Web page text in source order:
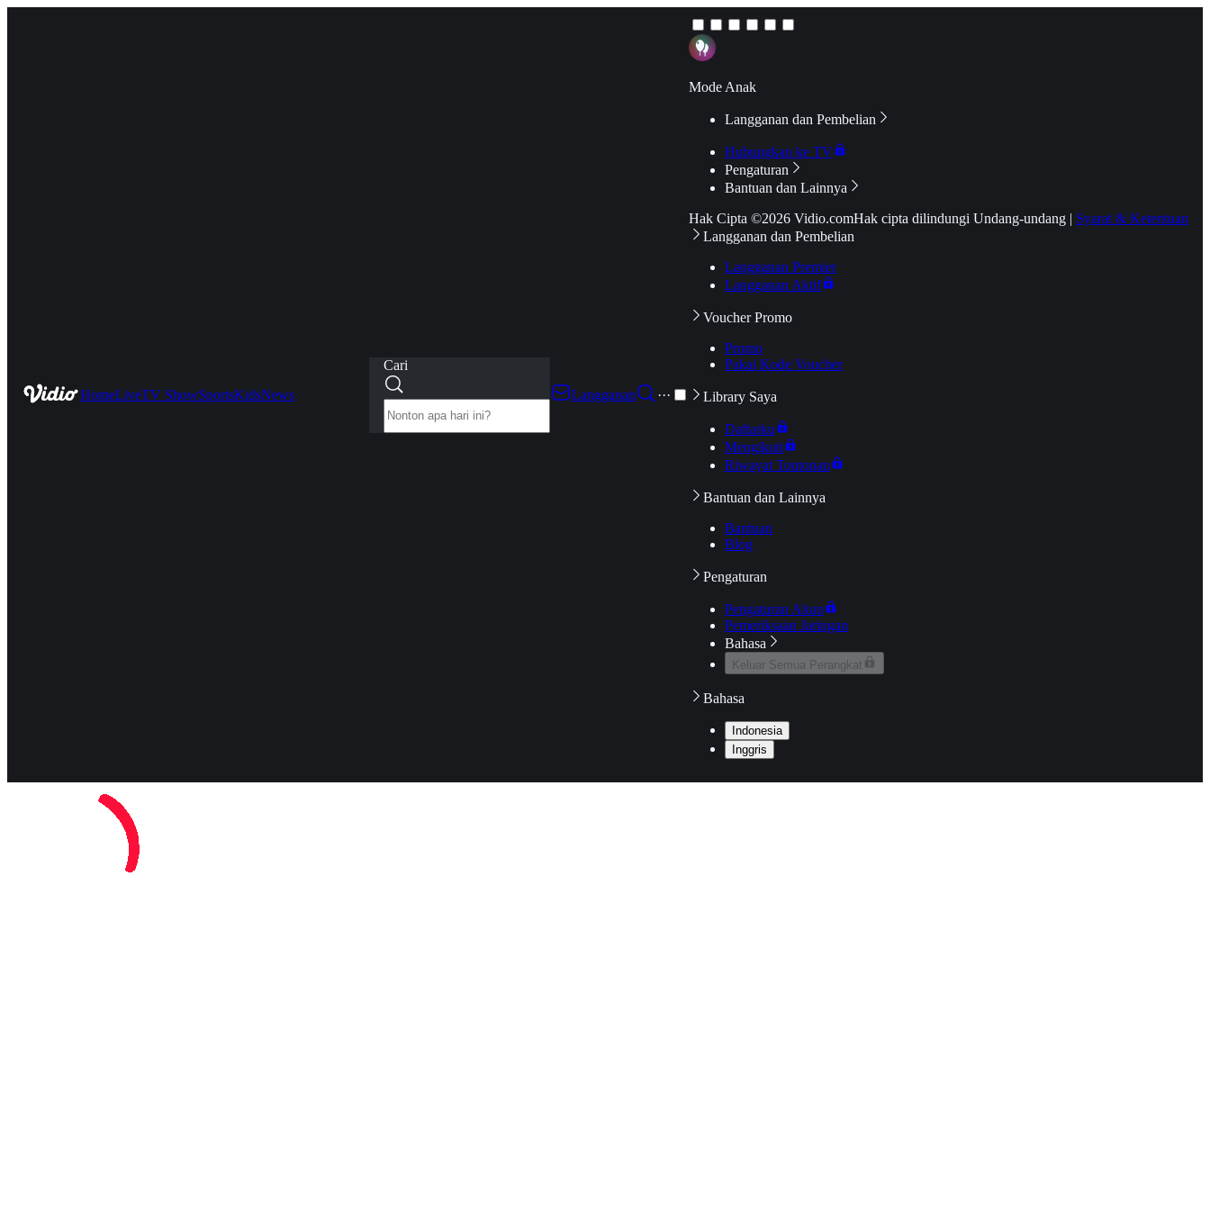
HomeLiveTV ShowSportsKidsNews
Cari
Langganan
···
Mode Anak
Langganan dan Pembelian
Hubungkan ke TV
Pengaturan
Bantuan dan Lainnya
Hak Cipta ©2026 Vidio.comHak cipta dilindungi Undang-undang | Syarat & Ketentuan
Langganan dan Pembelian
Langganan Premier
Langganan Aktif
Voucher Promo
Promo
Pakai Kode Voucher
Library Saya
Daftarku
Mengikuti
Riwayat Tontonan
Bantuan dan Lainnya
Bantuan
Blog
Pengaturan
Pengaturan Akun
Pemeriksaan Jaringan
Bahasa
Keluar Semua Perangkat
Bahasa
Indonesia
Inggris